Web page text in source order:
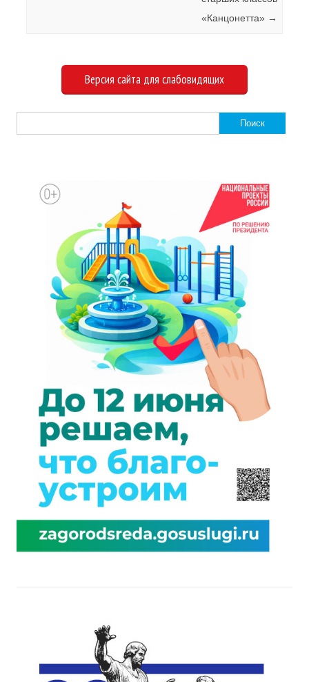
«Канцонетта» →
Версия сайта для слабовидящих